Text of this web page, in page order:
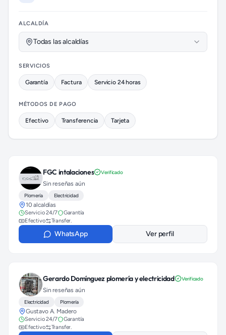
ALCALDÍA
Todas las alcaldías
SERVICIOS
Garantía Factura Servicio 24 horas
MÉTODOS DE PAGO
Efectivo Transferencia Tarjeta
FGC intalaciones Verificado
Sin reseñas aún
Plomería Electricidad
10 alcaldías
Servicio 24/7
Garantía
Efectivo
Transfer.
WhatsApp Ver perfil
Gerardo Domínguez plomería y electricidad Verificado
Sin reseñas aún
Electricidad Plomería
Gustavo A. Madero
Servicio 24/7
Garantía
Efectivo
Transfer.